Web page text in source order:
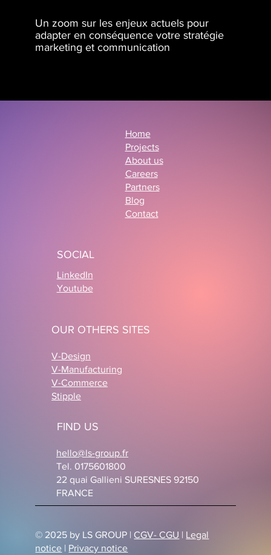
Un zoom sur les enjeux actuels pour
adapter en conséquence votre stratégie
marketing et communication
Home
Projects
About us
Careers
Partners
Blog
Contact
SOCIAL
LinkedIn
Youtube
OUR OTHERS SITES
V-Design
V-Manufacturing
V-Commerce
Stipple
FIND US
hello@ls-group.fr
Tel. 0175601800
22 quai Gallieni SURESNES 92150
FRANCE
© 2025 by LS GROUP | CGV- CGU | Legal
notice | Privacy notice